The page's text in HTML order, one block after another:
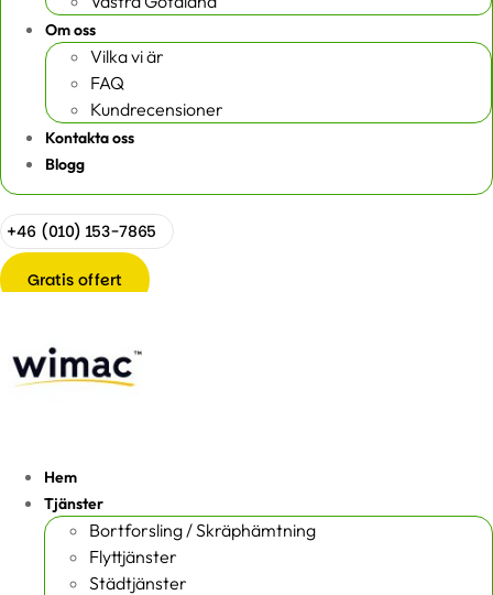
Om oss
Vilka vi är
FAQ
Kundrecensioner
Kontakta oss
Blogg
+46 (010) 153-7865
Gratis offert
Hem
Tjänster
Bortforsling / Skräphämtning
Flyttjänster
Städtjänster